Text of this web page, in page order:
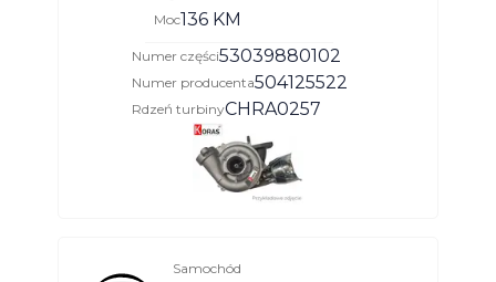
Moc136 KM
Numer części53039880102
Numer producenta504125522
Rdzeń turbinyCHRA0257
Samochód